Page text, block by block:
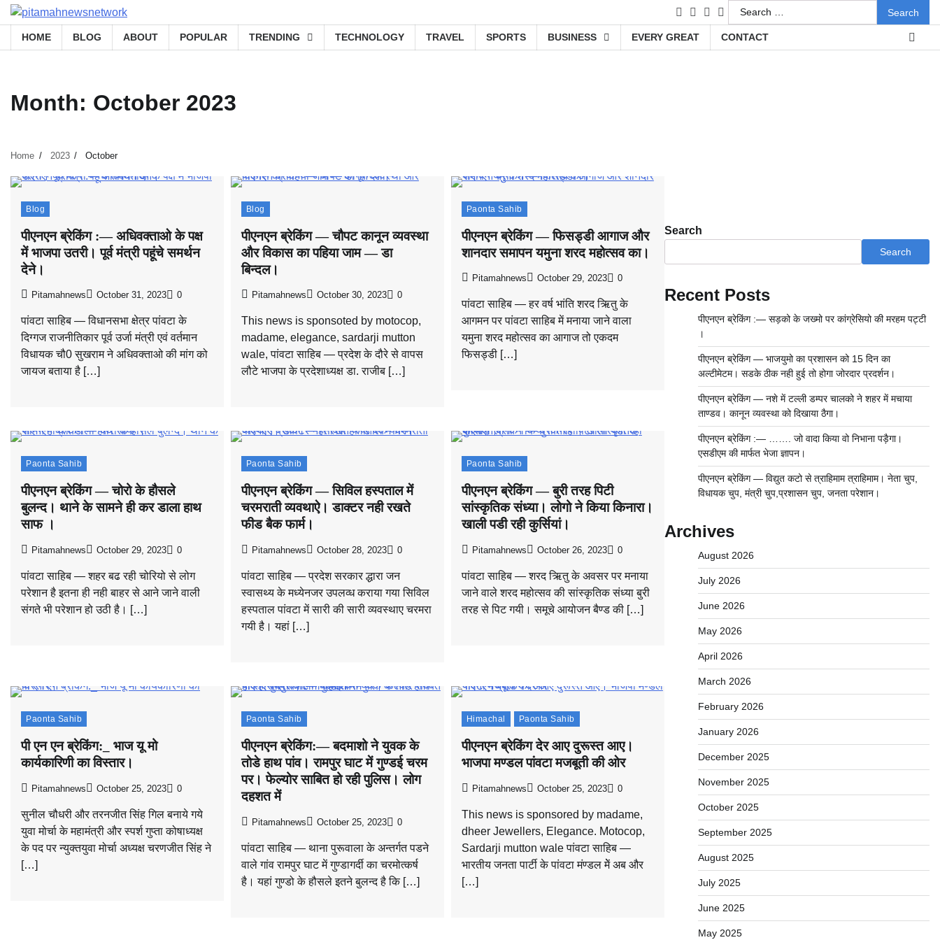
Skip
to
content
facebook
instagram
twitteryoutube
Search
for:
HOME BLOG ABOUT POPULAR TRENDING TECHNOLOGY TRAVEL SPORTS BUSINESS EVERY GREAT CONTACT
Month: October 2023
Home 2023 October
Blog
पीएनएन ब्रेकिंग :— अधिवक्ताओ के पक्ष
में भाजपा उतरी। पूर्व मंत्री पहूंचे समर्थन
देने।
Pitamahnews October 31, 2023 0
पांवटा साहिब — विधानसभा क्षेत्र पांवटा के
दिग्गज राजनीतिकार पूर्व उर्जा मंत्री एवं वर्तमान
विधायक चौ0 सुखराम ने अधिवक्ताओ की मांग को
जायज बताया है […]
Blog
पीएनएन ब्रेकिंग — चौपट कानून व्यवस्था
और विकास का पहिया जाम — डा
बिन्दल।
Pitamahnews October 30, 2023 0
This news is sponsoted by motocop,
madame, elegance, sardarji mutton
wale, पांवटा साहिब — प्रदेश के दौरे से वापस
लौटे भाजपा के प्रदेशाध्यक्ष डा. राजीब […]
Paonta Sahib
पीएनएन ब्रेकिंग — फिसड्डी आगाज और
शानदार समापन यमुना शरद महोत्सव का।
Pitamahnews October 29, 2023 0
पांवटा साहिब — हर वर्ष भांति शरद​ ऋितु के
आगमन पर पांवटा साहिब में मनाया जाने वाला
यमुना शरद महोत्सव का आगाज तो एकदम
फिसड्डी […]
Paonta Sahib
पीएनएन ब्रेकिंग — चोरो के हौसले
बुलन्द। थाने के सामने ही कर डाला हाथ
साफ ।
Pitamahnews October 29, 2023 0
पांवटा साहिब — शहर बढ रही चोरियो से लोग
परेशान है इतना ही नही बाहर से आने जाने वाली
संगते भी परेशान हो उठी है। […]
Paonta Sahib
पीएनएन ब्रेकिंग — सिविल हस्पताल में
चरमराती व्यवथाऐ। डाक्टर नही रखते
फीड बैक फार्म।
Pitamahnews October 28, 2023 0
पांवटा साहिब — प्रदेश सरकार द्धारा जन
स्वासथ्य के मध्येनजर उपलव्ध कराया गया सिविल
हस्पताल पांवटा में सारी की सारी व्यवस्थाए चरमरा
गयी है। यहां […]
Paonta Sahib
पीएनएन ब्रेकिंग — बुरी तरह पिटी
सांस्कृतिक संध्या। लोगो ने किया किनारा।
खाली पडी रही कुर्सियां।
Pitamahnews October 26, 2023 0
पांवटा साहिब — शरद ​ऋितु के अवसर पर मनाया
जाने वाले शरद महोत्सव की सांस्कृतिक संध्या बुरी
तरह से पिट गयी। समूचे आयोजन बैण्ड की […]
Paonta Sahib
पी एन एन ब्रेकिंग:_ भाज यू मो
कार्यकारिणी का विस्तार।
Pitamahnews October 25, 2023 0
सुनील चौधरी और तरनजीत सिंह गिल बनाये गये
युवा मोर्चा के महामंत्री और स्पर्श गुप्ता कोषाध्यक्ष
के पद पर न्युक्तयुवा मोर्चा अध्यक्ष चरणजीत सिंह ने
[…]
Paonta Sahib
पीएनएन ब्रेकिंग:— बदमाशो ने युवक के
तोडे हाथ पांव। रामपुर घाट में गुण्डई चरम
पर। फेल्योर साबित हो रही पुलिस। लोग
दहशत में
Pitamahnews October 25, 2023 0
पांवटा साहिब — थाना पुरूवाला के अन्तर्गत पडने
वाले गांव रामपुर घाट में गुण्डागर्दी का चरमोत्कर्ष
है। यहां गुण्डो के हौसले इतने बुलन्द है कि […]
Himachal Paonta Sahib
पीएनएन ब्रेकिंग देर आए दुरूस्त आए।
भाजपा मण्डल पांवटा मजबूती की ओर
Pitamahnews October 25, 2023 0
This news is sponsored by madame,
dheer Jewellers, Elegance. Motocop,
Sardarji mutton wale पांवटा साहिब —
भारतीय जनता पार्टी के पांवटा मंण्डल मेें अब और
[…]
Search
Search
Recent Posts
पीएनएन ब्रेकिंग :— सड़को के जख्मो पर कांग्रेसियो की मरहम पट्टी
।
पीएनएन ब्रेकिंग — भाजयुमो का प्रशासन को 15 दिन का
अल्टीमेटम। सडके ठीक नही हुई तो होगा जोरदार प्रदर्शन।
पीएनएन ब्रेकिंग — नशे में टल्ली डम्पर चालको ने शहर में मचाया
ताण्डव। कानून व्यवस्था को दिखाया ठैगा।
पीएनएन ब्रेकिंग :— ……. जो वादा किया वो निभाना पड़ैगा।
एसडीएम की मार्फत भेजा ज्ञापन।
पीएनएन ब्रेकिंग — विद्युत कटो से त्राहिमाम त्राहिमाम। नेता चुप,
विधायक चुप, मंत्री चुप,प्रशासन चुप, जनता परेशान।
Archives
August 2026
July 2026
June 2026
May 2026
April 2026
March 2026
February 2026
January 2026
December 2025
November 2025
October 2025
September 2025
August 2025
July 2025
June 2025
May 2025